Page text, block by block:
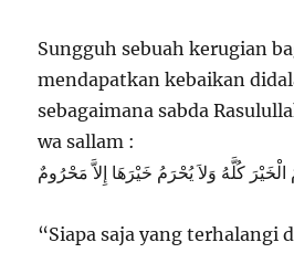
Sungguh sebuah kerugian
mendapatkan kebaikan
sebagaimana sabda
wa sallam :
كُلَّهُ وَلاَ يُحْرَمُ خَيْرَهَا إِلاَّ مَحْرُومٌ
“Siapa saja yang terhalangi